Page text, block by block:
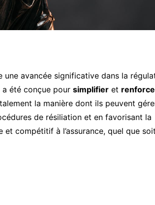
une avancée significative dans la
été conçue pour simplifier et
la manière dont ils peuvent
de résiliation et en favorisant la
compétitif à l’assurance, quel que